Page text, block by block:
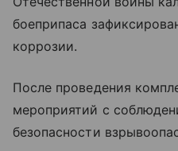
боеприпаса
коррозии.
После проведения
мероприятий с
безопасности